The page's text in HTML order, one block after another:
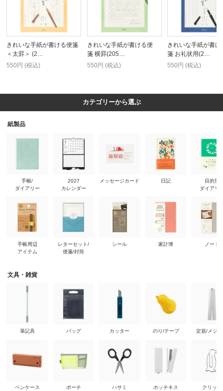
きれいな手紙が書ける便箋
＜太罫＞ (2…
550円 (税込)
きれいな手紙が書ける便
箋 横罫(205…
550円 (税込)
きれいな手紙が書け
箋 お礼状用(2…
550円 (税込)
カテゴリーから選ぶ
紙製品
手帳/
ダイアリー
手帳周辺
アイテム
2027
カレンダー
レターセット/
便箋/封筒
メッセージカード
シール
日記
家計簿
目的別
ダイアリ
ノート
文具・雑貨
筆記具
ペンケース
バッグ
ポーチ
カッター
ハサミ
のり/テープ
ホッチキス
定規/メジ
クリップ